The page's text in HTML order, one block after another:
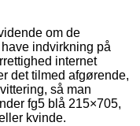
om de
indvirkning på
internet
det tilmed afgørende,
så man
fg5 blå 215×705,
kvinde.